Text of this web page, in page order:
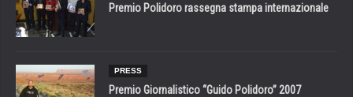
Premio Polidoro rassegna stampa internazionale
PRESS
Premio Giornalistico “Guido Polidoro” 2007